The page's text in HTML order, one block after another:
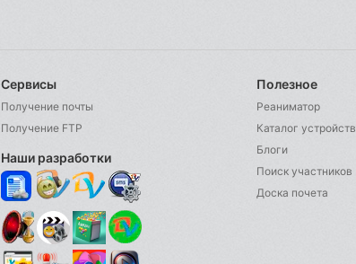
Сервисы
Получение почты
Получение FTP
Наши разработки
Полезное
Реаниматор
Каталог устройств
Блоги
Поиск участников
Доска почета